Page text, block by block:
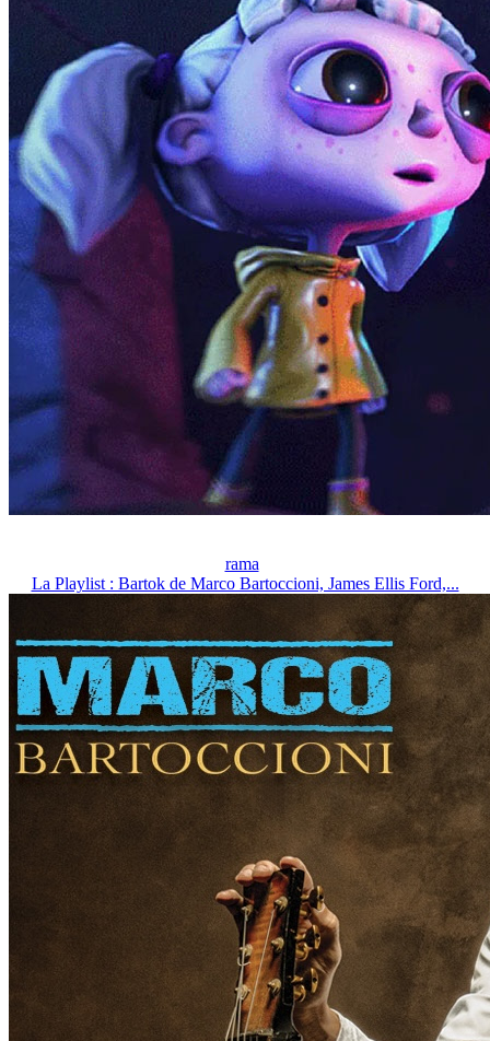
rama
La Playlist : Bartok de Marco Bartoccioni, James Ellis Ford,...